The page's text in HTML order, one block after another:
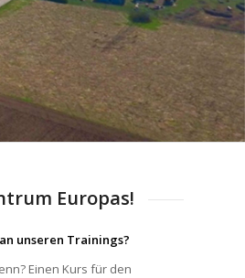
Europas!
unseren Trainings?
Einen Kurs für den